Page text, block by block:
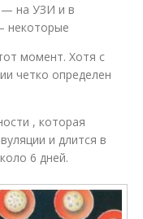
— на УЗИ и в
некоторые
момент. Хотя с
четко определен
, которая
и длится в
6 дней.